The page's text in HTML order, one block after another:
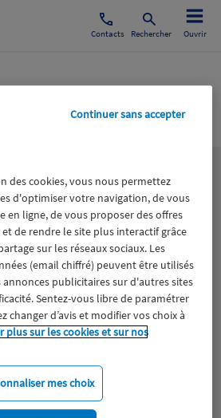
Contacts Rechercher Ouvrir
naturelles Climat
ESS
Fondation Macif Jeunesse
des cookies, vous nous permettez
d'optimiser votre navigation, de vous
en ligne, de vous proposer des offres
de rendre le site plus interactif grâce
sur les réseaux sociaux. Les
(email chiffré) peuvent être utilisés
publicitaires sur d'autres sites
Sentez-vous libre de paramétrer
changer d’avis et modifier vos choix à
plus sur les cookies et sur nos
mes choix
Continuer sans accepter